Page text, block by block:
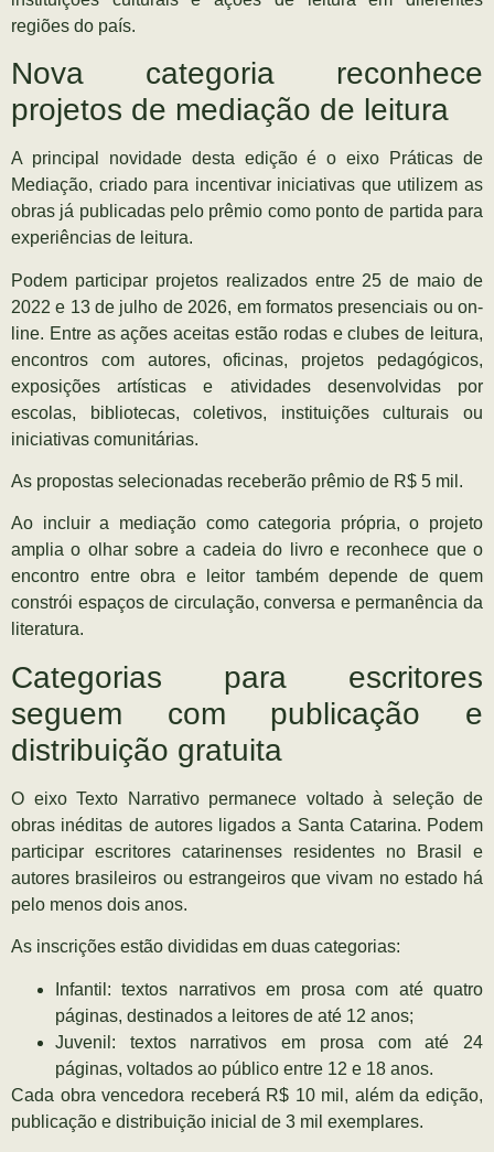
regiões do país.
Nova categoria reconhece
projetos de mediação de leitura
A principal novidade desta edição é o eixo Práticas de
Mediação, criado para incentivar iniciativas que utilizem as
obras já publicadas pelo prêmio como ponto de partida para
experiências de leitura.
Podem participar projetos realizados entre 25 de maio de
2022 e 13 de julho de 2026, em formatos presenciais ou on-
line. Entre as ações aceitas estão rodas e clubes de leitura,
encontros com autores, oficinas, projetos pedagógicos,
exposições artísticas e atividades desenvolvidas por
escolas, bibliotecas, coletivos, instituições culturais ou
iniciativas comunitárias.
As propostas selecionadas receberão prêmio de R$ 5 mil.
Ao incluir a mediação como categoria própria, o projeto
amplia o olhar sobre a cadeia do livro e reconhece que o
encontro entre obra e leitor também depende de quem
constrói espaços de circulação, conversa e permanência da
literatura.
Categorias para escritores
seguem com publicação e
distribuição gratuita
O eixo Texto Narrativo permanece voltado à seleção de
obras inéditas de autores ligados a Santa Catarina. Podem
participar escritores catarinenses residentes no Brasil e
autores brasileiros ou estrangeiros que vivam no estado há
pelo menos dois anos.
As inscrições estão divididas em duas categorias:
Infantil: textos narrativos em prosa com até quatro
páginas, destinados a leitores de até 12 anos;
Juvenil: textos narrativos em prosa com até 24
páginas, voltados ao público entre 12 e 18 anos.
Cada obra vencedora receberá R$ 10 mil, além da edição,
publicação e distribuição inicial de 3 mil exemplares.